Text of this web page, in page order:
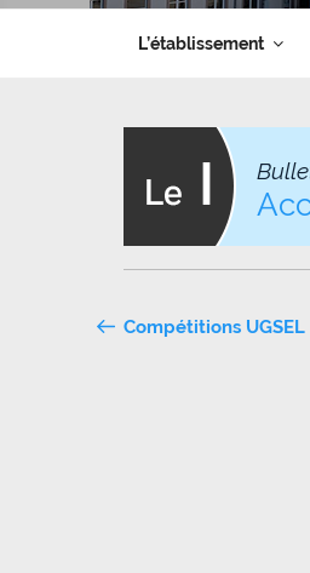
L’établissement
Navigation
Compétitions UGSEL